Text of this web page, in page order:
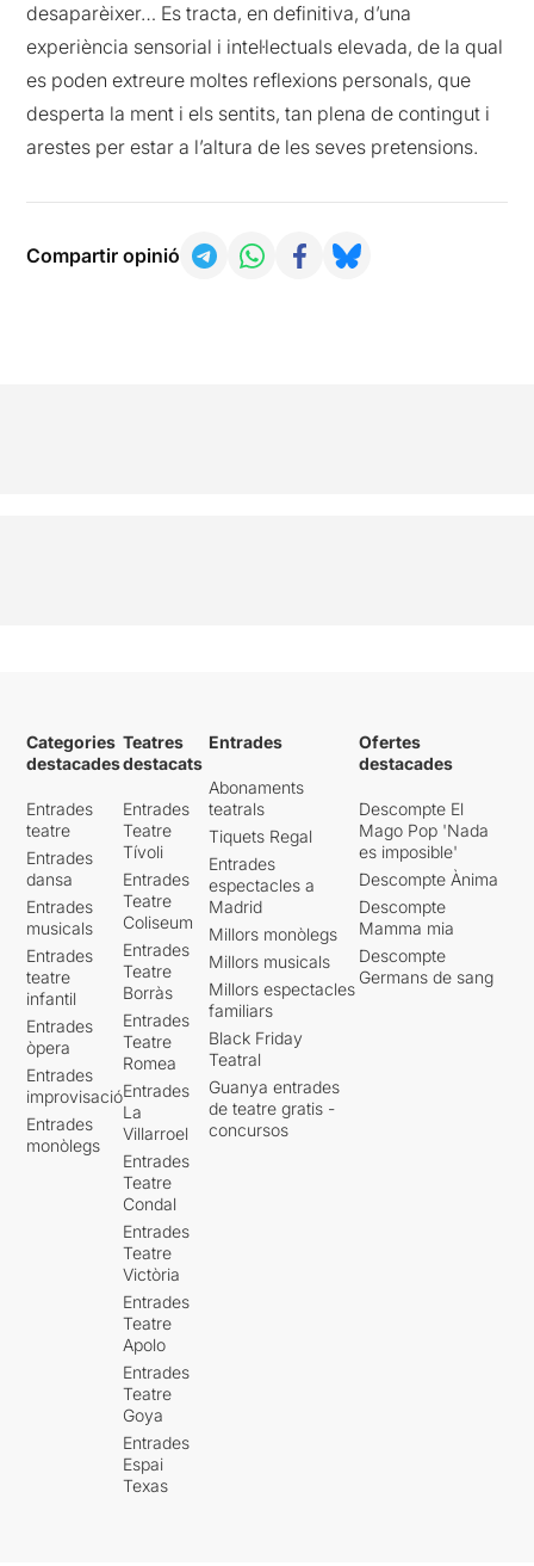
desaparèixer… Es tracta, en definitiva, d’una
experiència sensorial i intel·lectuals elevada, de la qual
es poden extreure moltes reflexions personals, que
desperta la ment i els sentits, tan plena de contingut i
arestes per estar a l’altura de les seves pretensions.
Compartir opinió
Categories
destacades
Entrades
teatre
Entrades
dansa
Entrades
musicals
Entrades
teatre
infantil
Entrades
òpera
Entrades
improvisació
Entrades
monòlegs
Teatres
destacats
Entrades
Teatre
Tívoli
Entrades
Teatre
Coliseum
Entrades
Teatre
Borràs
Entrades
Teatre
Romea
Entrades
La
Villarroel
Entrades
Teatre
Condal
Entrades
Teatre
Victòria
Entrades
Teatre
Apolo
Entrades
Teatre
Goya
Entrades
Espai
Texas
Entrades
Abonaments
teatrals
Tiquets Regal
Entrades
espectacles a
Madrid
Millors monòlegs
Millors musicals
Millors espectacles
familiars
Black Friday
Teatral
Guanya entrades
de teatre gratis -
concursos
Ofertes
destacades
Descompte El
Mago Pop 'Nada
es imposible'
Descompte Ànima
Descompte
Mamma mia
Descompte
Germans de sang